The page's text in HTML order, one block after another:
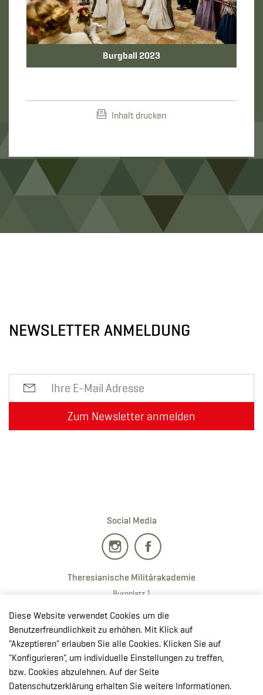
Burgball 2023
Inhalt drucken
NEWSLETTER ANMELDUNG
Zum Newsletter anmelden
Social Media
Theresianische Militärakademie
Burgplatz 1
T:+43 50201 20 28901
E:redaktion.milak@bmlv.gv.at
In OpenStreetMap öffnen
↳ Route mit GoogleMaps planen
Diese Website verwendet Cookies um die
Benutzerfreundlichkeit zu erhöhen. Mit Klick auf
"Akzeptieren" erlauben Sie alle Cookies. Klicken Sie auf
"Konfigurieren", um individuelle Einstellungen zu treffen,
bzw. Cookies abzulehnen. Auf der Seite
Datenschutzerklärung erhalten Sie weitere Informationen.